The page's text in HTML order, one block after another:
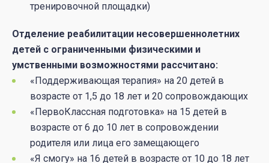
тренировочной площадки)
Отделение реабилитации несовершеннолетних
детей с ограниченными физическими и
умственными возможностями рассчитано:
«Поддерживающая терапия» на 20 детей в
возрасте от 1,5 до 18 лет и 20 сопровождающих
«ПервоКлассная подготовка» на 15 детей в
возрасте от 6 до 10 лет в сопровождении
родителя или лица его замещающего
«Я смогу» на 16 детей в возрасте от 10 до 18 лет